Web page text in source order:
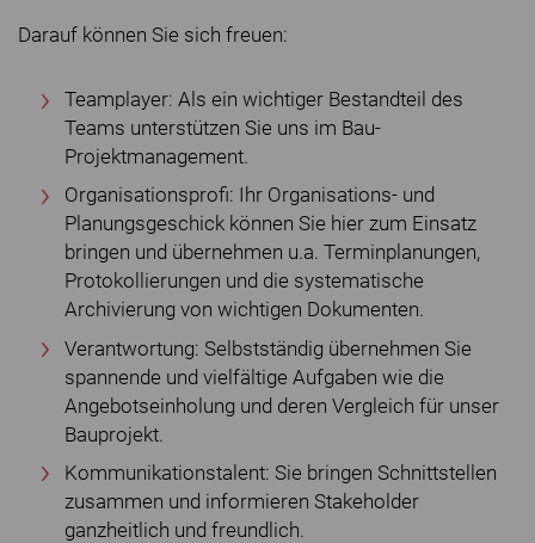
Darauf können Sie sich freuen:
Teamplayer: Als ein wichtiger Bestandteil des
Teams unterstützen Sie uns im Bau-
Projektmanagement.
Organisationsprofi: Ihr Organisations- und
Planungsgeschick können Sie hier zum Einsatz
bringen und übernehmen u.a. Terminplanungen,
Protokollierungen und die systematische
Archivierung von wichtigen Dokumenten.
Verantwortung: Selbstständig übernehmen Sie
spannende und vielfältige Aufgaben wie die
Angebotseinholung und deren Vergleich für unser
Bauprojekt.
Kommunikationstalent: Sie bringen Schnittstellen
zusammen und informieren Stakeholder
ganzheitlich und freundlich.